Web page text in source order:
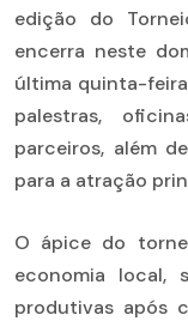
edição do
encerra neste
última quinta-
palestras,
parceiros, além
para a atração
O ápice do
economia local,
produtivas após